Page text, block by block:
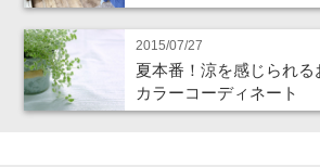
2015/07/27
夏本番！涼を感じられ
カラーコーディネート